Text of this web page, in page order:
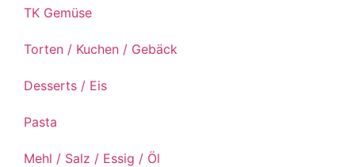
TK Gemüse
Torten / Kuchen / Gebäck
Desserts / Eis
Pasta
Mehl / Salz / Essig / Öl